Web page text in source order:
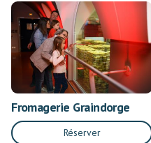
Fromagerie Graindorge
Réserver